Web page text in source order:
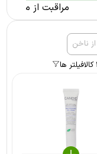
مراقبت از مو
ناخن
فیلتر ها